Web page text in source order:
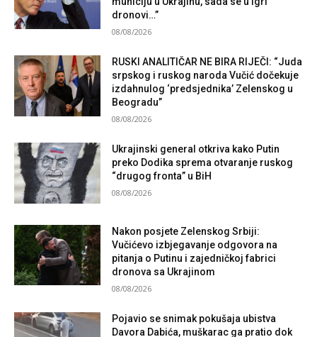
dronovi…”
08/08/2026
RUSKI ANALITIČAR NE BIRA RIJEČI: “Juda
srpskog i ruskog naroda Vučić dočekuje
izdahnulog ‘predsjednika’ Zelenskog u
Beogradu”
08/08/2026
Ukrajinski general otkriva kako Putin
preko Dodika sprema otvaranje ruskog
“drugog fronta” u BiH
08/08/2026
Nakon posjete Zelenskog Srbiji:
Vučićevo izbjegavanje odgovora na
pitanja o Putinu i zajedničkoj fabrici
dronova sa Ukrajinom
08/08/2026
Pojavio se snimak pokušaja ubistva
Davora Dabića, muškarac ga pratio dok